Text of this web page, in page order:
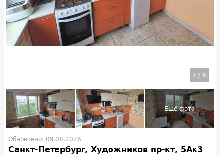
1 / 6
Обновлено: 09.08.2026
Санкт-Петербург, Художников пр-кт, 5Ак3